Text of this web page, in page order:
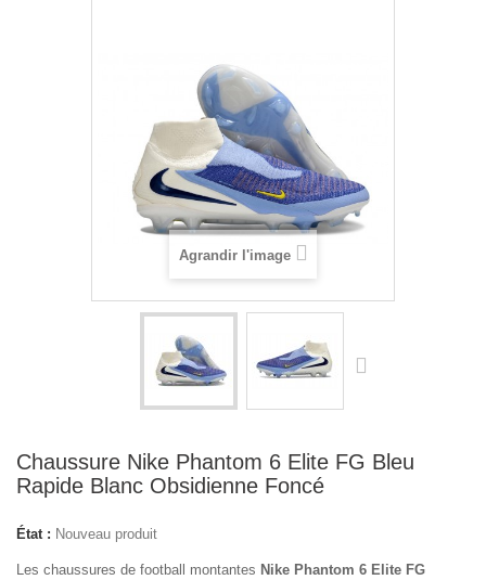
Agrandir l'image
Chaussure Nike Phantom 6 Elite FG Bleu
Rapide Blanc Obsidienne Foncé
État : Nouveau produit
Les chaussures de football montantes Nike Phantom 6 Elite FG